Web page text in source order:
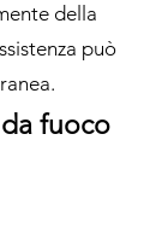
della
può
fuoco